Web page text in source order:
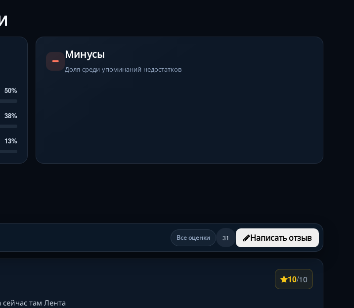
50%
38%
13%
Минусы
Доля среди упоминаний недостатков
Все оценки 31 Написать отзыв
10/10
там Лента